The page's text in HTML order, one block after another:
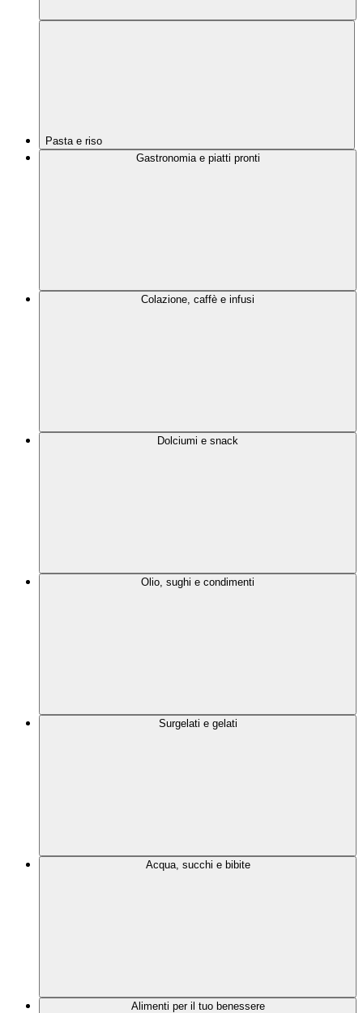
Pasta e riso
Gastronomia e piatti pronti
Colazione, caffè e infusi
Dolciumi e snack
Olio, sughi e condimenti
Surgelati e gelati
Acqua, succhi e bibite
Alimenti per il tuo benessere